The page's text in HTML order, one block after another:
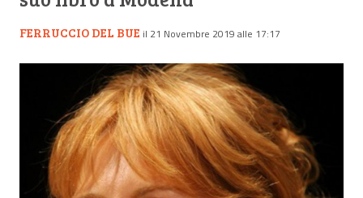
FERRUCCIO DEL BUE il 21 Novembre 2019 alle 17:17